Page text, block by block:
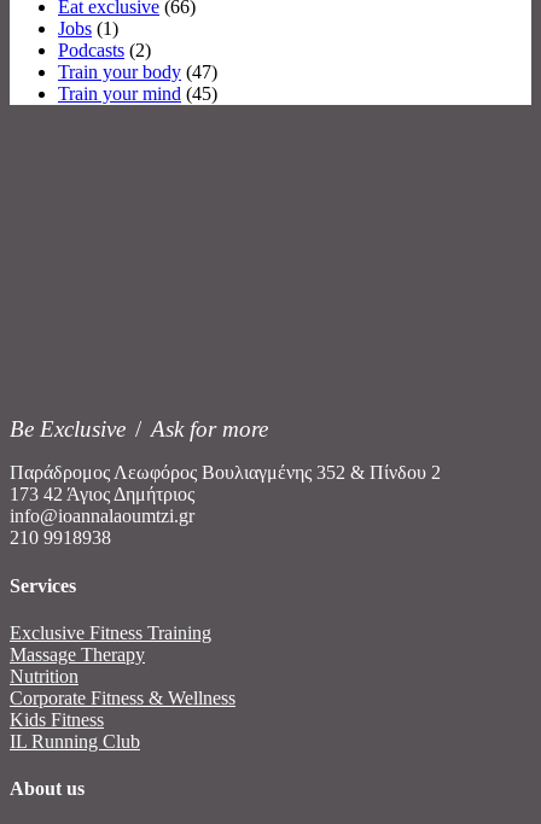
Eat exclusive (66)
Jobs (1)
Podcasts (2)
Train your body (47)
Train your mind (45)
Be Exclusive / Ask for more
Παράδρομος Λεωφόρος Βουλιαγμένης 352 & Πίνδου 2
173 42 Άγιος Δημήτριος
info@ioannalaoumtzi.gr
210 9918938
Services
Exclusive Fitness Training
Massage Therapy
Nutrition
Corporate Fitness & Wellness
Kids Fitness
IL Running Club
About us